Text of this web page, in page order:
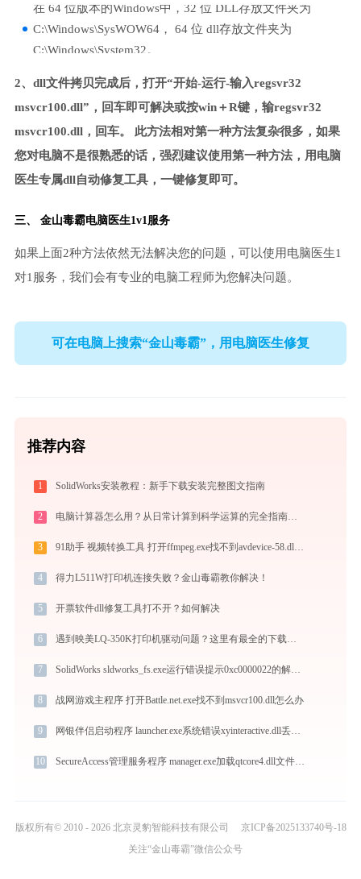
在 64 位版本的Windows中，32 位 DLL存放文件夹为
C:\Windows\SysWOW64， 64 位 dll存放文件夹为
C:\Windows\System32。
2、dll文件拷贝完成后，打开“开始-运行-输入regsvr32
msvcr100.dll”，回车即可解决或按win＋R键，输regsvr32
msvcr100.dll，回车。 此方法相对第一种方法复杂很多，如果
您对电脑不是很熟悉的话，强烈建议使用第一种方法，用电脑
医生专属dll自动修复工具，一键修复即可。
三、 金山毒霸电脑医生1v1服务
如果上面2种方法依然无法解决您的问题，可以使用电脑医生1
对1服务，我们会有专业的电脑工程师为您解决问题。
可在电脑上搜索“金山毒霸”，用电脑医生修复
推荐内容
1 SolidWorks安装教程：新手下载安装完整图文指南
2 电脑计算器怎么用？从日常计算到科学运算的完全指南（附隐藏功能）
3 91助手 视频转换工具 打开ffmpeg.exe找不到avdevice-58.dll怎么办
4 得力L511W打印机连接失败？金山毒霸教你解决！
5 开票软件dll修复工具打不开？如何解决
6 遇到映美LQ-350K打印机驱动问题？这里有最全的下载及安装指导
7 SolidWorks sldworks_fs.exe运行错误提示0xc0000022的解决办法
8 战网游戏主程序 打开Battle.net.exe找不到msvcr100.dll怎么办
9 网银伴侣启动程序 launcher.exe系统错误xyinteractive.dll丢失如何解决
10 SecureAccess管理服务程序 manager.exe加载qtcore4.dll文件丢失处理办法
版权所有© 2010 - 2026 北京灵豹智能科技有限公司
京ICP备2025133740号-18
关注“金山毒霸”微信公众号